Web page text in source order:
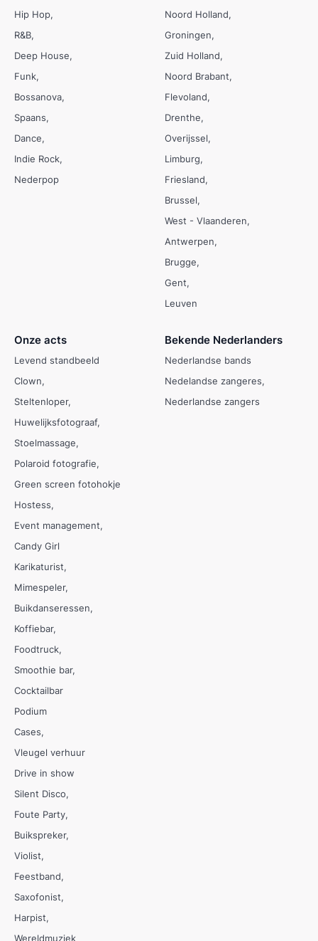
Hip Hop
R&B
Deep House
Funk
Bossanova
Spaans
Dance
Indie Rock
Nederpop
Noord Holland
Groningen
Zuid Holland
Noord Brabant
Flevoland
Drenthe
Overijssel
Limburg
Friesland
Brussel
West - Vlaanderen
Antwerpen
Brugge
Gent
Leuven
Onze acts
Levend standbeeld
Clown
Steltenloper
Huwelijksfotograaf
Stoelmassage
Polaroid fotografie
Green screen fotohokje
Hostess
Event management
Candy Girl
Karikaturist
Mimespeler
Buikdanseressen
Koffiebar
Foodtruck
Smoothie bar
Cocktailbar
Podium
Cases
Vleugel verhuur
Drive in show
Silent Disco
Foute Party
Buikspreker
Violist
Feestband
Saxofonist
Harpist
Wereldmuziek
Bekende Nederlanders
Nederlandse bands
Nedelandse zangeres
Nederlandse zangers